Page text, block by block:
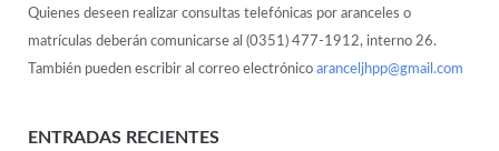
Quienes deseen realizar consultas telefónicas por aranceles o
matrículas deberán comunicarse al (0351) 477-1912, interno 26.
También pueden escribir al correo electrónico aranceljhpp@gmail.com
ENTRADAS RECIENTES